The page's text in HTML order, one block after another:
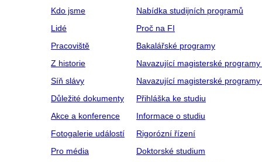
(7)
praxi
do velmi
(8) Jak
pro
hledání
diváky
na
21.
míří do
Kdo jsme
Lidé
Pracoviště
Z historie
Síň slávy
Důležité dokumenty
Akce a konference
Fotogalerie událostí
Pro média
Nabídka studijních programů
Proč na FI
Bakalářské programy
Navazující magisterské programy
Navazující magisterské
Přihláška ke studiu
Informace o studiu
Rigorózní řízení
Doktorské studium